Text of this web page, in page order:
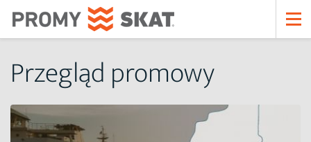
Przegląd promowy